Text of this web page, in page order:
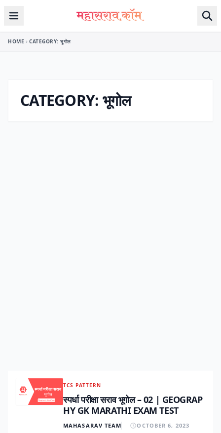
Skip to content
HOME CATEGORY: भूगोल
CATEGORY: भूगोल
TCS PATTERN
स्पर्धा परीक्षा सराव भूगोल – 02 | GEOGRAP
HY GK MARATHI EXAM TEST
MAHASARAV TEAM OCTOBER 6, 2023